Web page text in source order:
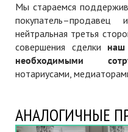
Мы стараемся
нейтральная третья
совершения сделки наш
необходимыми
нотариусами,
АНАЛОГИЧНЫЕ